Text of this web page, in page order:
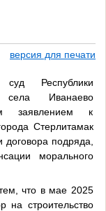
версия для печати
Республики
села Иванаево
заявлением к
Стерлитамак
подряда,
морального
что в мае 2025
на строительство